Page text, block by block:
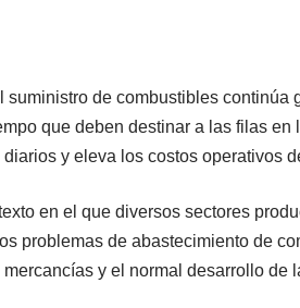
de combustibles continúa
que deben destinar a las filas en
y eleva los costos operativos
en el que diversos sectores
problemas de abastecimiento de
y el normal desarrollo de